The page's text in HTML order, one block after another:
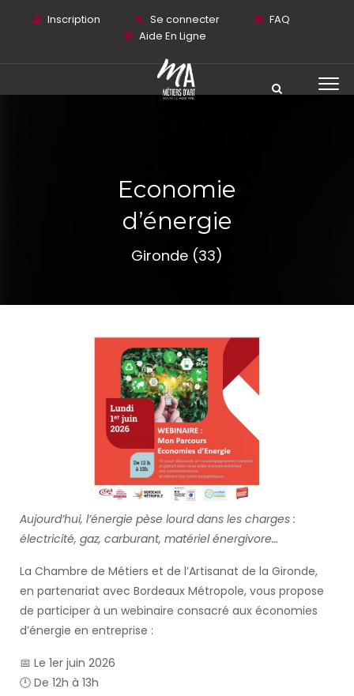
Inscription Se connecter
FAQ
Aide En Ligne
Economie
d’énergie
Gironde (33)
Aujourd’hui, l’énergie pèse lourd dans les charges :
électricité, gaz, carburant, matériel énergivore…
La Chambre de Métiers et de l’Artisanat de la Gironde,
en partenariat avec Bordeaux Métropole, vous propose
de participer à un webinaire consacré aux économies
d’énergie en entreprise :
📅 Le 1er juin 2026
🕛 De 12h à 13h